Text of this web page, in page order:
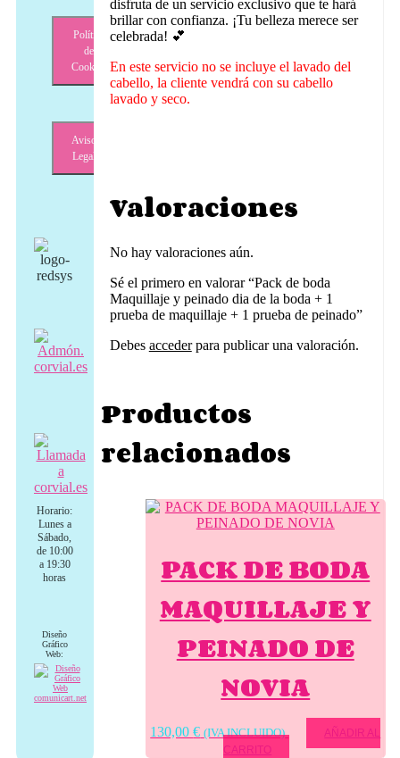
disfruta de un servicio exclusivo que te hará
brillar con confianza. ¡Tu belleza merece ser
celebrada! 💕
En este servicio no se incluye el lavado del
cabello, la cliente vendrá con su cabello
lavado y seco.
Valoraciones
No hay valoraciones aún.
Sé el primero en valorar “Pack de boda
Maquillaje y peinado dia de la boda + 1
prueba de maquillaje + 1 prueba de peinado”
Debes accederpara publicar una valoración.
Productos
relacionados
PACK DE BODA
MAQUILLAJE Y
PEINADO DE
NOVIA
130,00€ (IVA INCLUIDO)
AÑADIR AL
CARRITO
Política
de
Cookies
Aviso
Legal
Horario:
Lunes a
Sábado,
de 10:00
a 19:30
horas
Diseño
Gráfico
Web: